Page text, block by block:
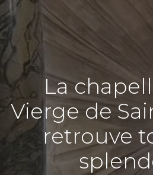
La
Vierge de
retrouve